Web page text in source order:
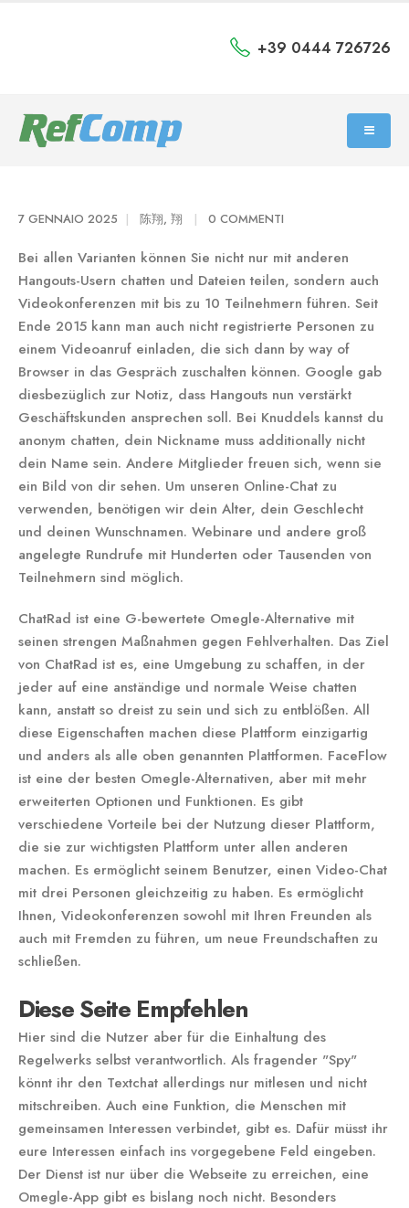
+39 0444 726726
7 GENNAIO 2025 陈翔, 翔 0 COMMENTI
Bei allen Varianten können Sie nicht nur mit anderen
Hangouts-Usern chatten und Dateien teilen, sondern auch
Videokonferenzen mit bis zu 10 Teilnehmern führen. Seit
Ende 2015 kann man auch nicht registrierte Personen zu
einem Videoanruf einladen, die sich dann by way of
Browser in das Gespräch zuschalten können. Google gab
diesbezüglich zur Notiz, dass Hangouts nun verstärkt
Geschäftskunden ansprechen soll. Bei Knuddels kannst du
anonym chatten, dein Nickname muss additionally nicht
dein Name sein. Andere Mitglieder freuen sich, wenn sie
ein Bild von dir sehen. Um unseren Online-Chat zu
verwenden, benötigen wir dein Alter, dein Geschlecht
und deinen Wunschnamen. Webinare und andere groß
angelegte Rundrufe mit Hunderten oder Tausenden von
Teilnehmern sind möglich.
ChatRad ist eine G-bewertete Omegle-Alternative mit
seinen strengen Maßnahmen gegen Fehlverhalten. Das Ziel
von ChatRad ist es, eine Umgebung zu schaffen, in der
jeder auf eine anständige und normale Weise chatten
kann, anstatt so dreist zu sein und sich zu entblößen. All
diese Eigenschaften machen diese Plattform einzigartig
und anders als alle oben genannten Plattformen. FaceFlow
ist eine der besten Omegle-Alternativen, aber mit mehr
erweiterten Optionen und Funktionen. Es gibt
verschiedene Vorteile bei der Nutzung dieser Plattform,
die sie zur wichtigsten Plattform unter allen anderen
machen. Es ermöglicht seinem Benutzer, einen Video-Chat
mit drei Personen gleichzeitig zu haben. Es ermöglicht
Ihnen, Videokonferenzen sowohl mit Ihren Freunden als
auch mit Fremden zu führen, um neue Freundschaften zu
schließen.
Diese Seite Empfehlen
Hier sind die Nutzer aber für die Einhaltung des
Regelwerks selbst verantwortlich. Als fragender "Spy"
könnt ihr den Textchat allerdings nur mitlesen und nicht
mitschreiben. Auch eine Funktion, die Menschen mit
gemeinsamen Interessen verbindet, gibt es. Dafür müsst ihr
eure Interessen einfach ins vorgegebene Feld eingeben.
Der Dienst ist nur über die Webseite zu erreichen, eine
Omegle-App gibt es bislang noch nicht. Besonders